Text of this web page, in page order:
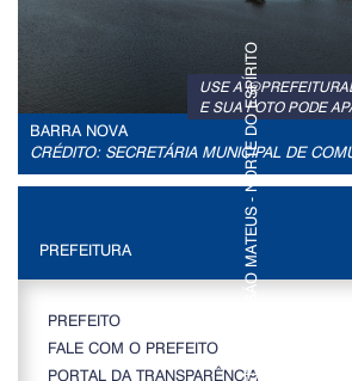
USE A
E SUA FOTO PODE
BARRA NOVA
CRÉDITO: SECRETÁRIA MUNICIPAL DE
PREFEITURA
PREFEITO
FALE COM O PREFEITO
PORTAL DA TRANSPARÊNCIA